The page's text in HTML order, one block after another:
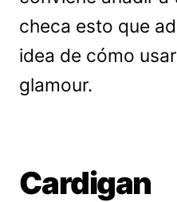
checa esto que
idea de cómo
glamour.
Cardigan